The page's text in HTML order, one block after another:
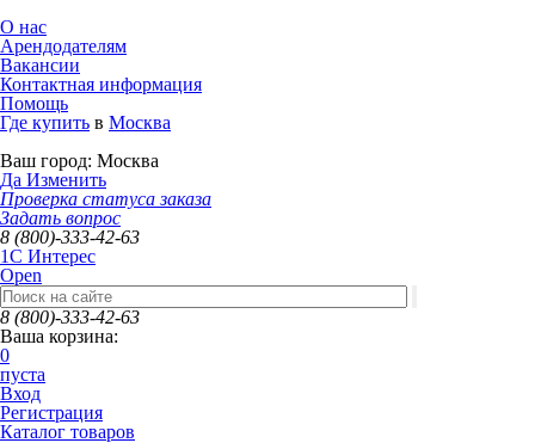
О нас
Арендодателям
Вакансии
Контактная информация
Помощь
Где купить в Москва
Ваш город: Москва
Да Изменить
Проверка статуса заказа
Задать вопрос
8 (800)-333-42-63
1C Интерес
Open
8 (800)-333-42-63
Ваша корзина:
0
пуста
Вход
Регистрация
Каталог товаров